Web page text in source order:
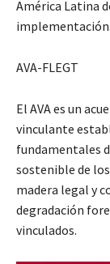
América Latina
implementación.
AVA-FLEGT
El AVA es un
vinculante
fundamentales
sostenible de
madera legal y
degradación
vinculados.